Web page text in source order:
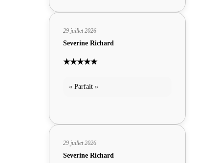
29 juillet 2026
Severine Richard
★★★★★
« Parfait »
29 juillet 2026
Severine Richard